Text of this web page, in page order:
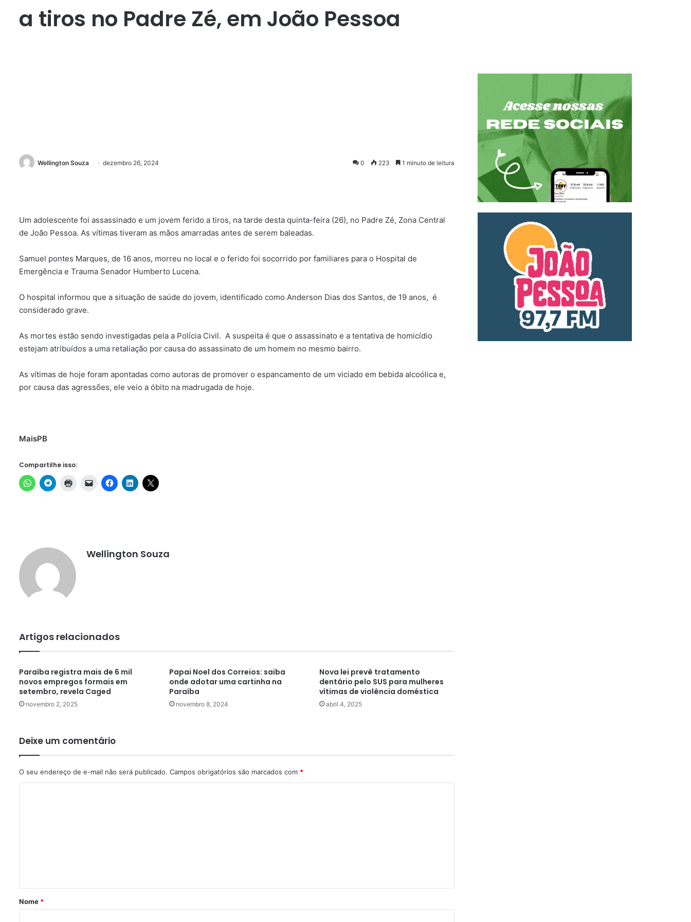
a tiros no Padre Zé, em João Pessoa
Wellington Souza dezembro 26, 2024 0 223 1 minuto de leitura
Um adolescente foi assassinado e um jovem ferido a tiros, na tarde desta quinta-feira (26), no Padre Zé, Zona Central
de João Pessoa. As vítimas tiveram as mãos amarradas antes de serem baleadas.
Samuel pontes Marques, de 16 anos, morreu no local e o ferido foi socorrido por familiares para o Hospital de
Emergência e Trauma Senador Humberto Lucena.
O hospital informou que a situação de saúde do jovem, identificado como Anderson Dias dos Santos, de 19 anos, é
considerado grave.
As mortes estão sendo investigadas pela a Polícia Civil. A suspeita é que o assassinato e a tentativa de homicídio
estejam atribuídos a uma retaliação por causa do assassinato de um homem no mesmo bairro.
As vítimas de hoje foram apontadas como autoras de promover o espancamento de um viciado em bebida alcoólica e,
por causa das agressões, ele veio a óbito na madrugada de hoje.
MaisPB
Compartilhe isso:
Wellington Souza
Artigos relacionados
Paraíba registra mais de 6 mil
novos empregos formais em
setembro, revela Caged
novembro 2, 2025
Papai Noel dos Correios: saiba
onde adotar uma cartinha na
Paraíba
novembro 8, 2024
Nova lei prevê tratamento
dentário pelo SUS para mulheres
vítimas de violência doméstica
abril 4, 2025
Deixe um comentário
O seu endereço de e-mail não será publicado. Campos obrigatórios são marcados com *
r
Nome *